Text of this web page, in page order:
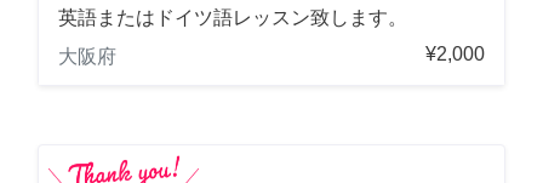
英語またはドイツ語レッスン致します。
大阪府
¥2,000